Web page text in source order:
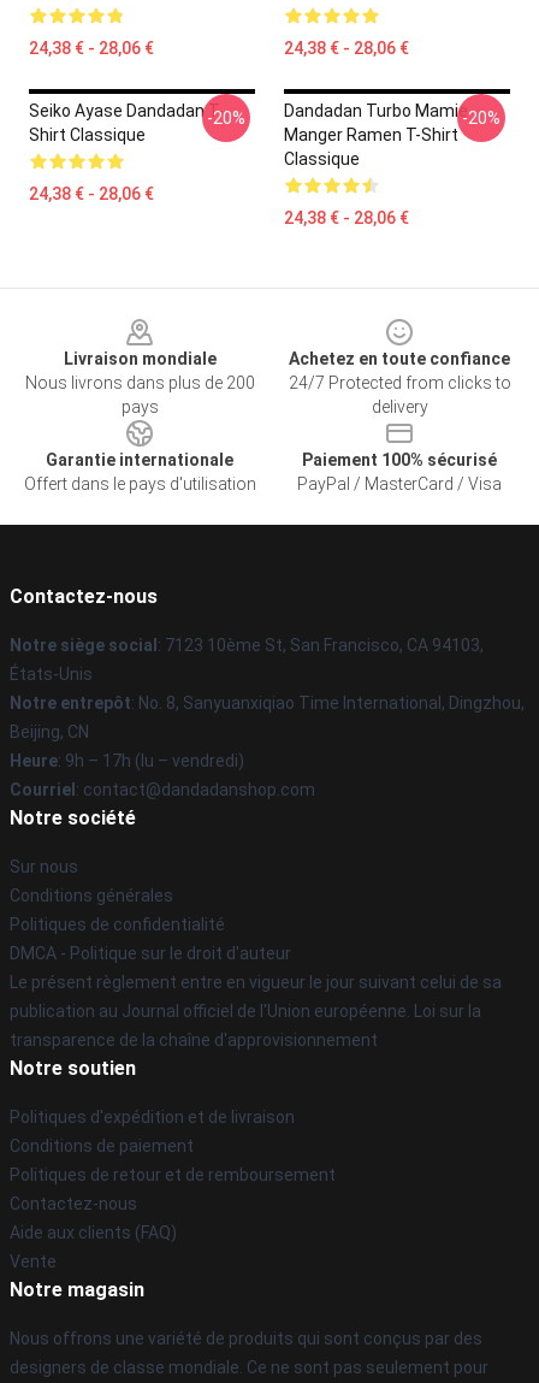
24,38 € - 28,06 € 24,38 € - 28,06 €
Seiko Ayase Dandadan T-
Shirt Classique
24,38 € - 28,06 €
-20%
Dandadan Turbo Mamie
Manger Ramen T-Shirt
Classique
24,38 € - 28,06 €
-20%
Livraison mondiale
Nous livrons dans plus de 200
pays
Achetez en toute confiance
24/7 Protected from clicks to
delivery
Garantie internationale
Offert dans le pays d'utilisation
Paiement 100% sécurisé
PayPal / MasterCard / Visa
Contactez-nous
Notre siège social : 7123 10ème St, San Francisco, CA 94103,
États-Unis
Notre entrepôt: No. 8, Sanyuanxiqiao Time International, Dingzhou,
Beijing, CN
Heure: 9h – 17h (lu – vendredi)
Courriel : contact@dandadanshop.com
Notre société
Sur nous
Conditions générales
Politiques de confidentialité
DMCA - Politique sur le droit d'auteur
Le présent règlement entre en vigueur le jour suivant celui de sa
publication au Journal officiel de l'Union européenne. Loi sur la
transparence de la chaîne d'approvisionnement
Notre soutien
Politiques d'expédition et de livraison
Conditions de paiement
Politiques de retour et de remboursement
Contactez-nous
Aide aux clients (FAQ)
Vente
Notre magasin
Nous offrons une variété de produits qui sont conçus par des
designers de classe mondiale. Ce ne sont pas seulement pour